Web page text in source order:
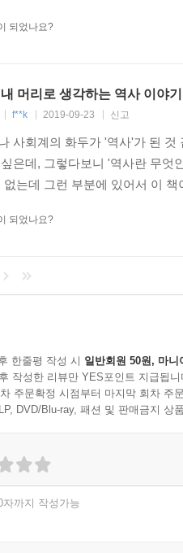
되었나요?
내 머리로 생각하는 역사 이야기
f**k 2019-09-23 신고
사회계의 화두가 '역사'가 된
은데, 그렇다보니 '역사란 무엇
없는데 그런 부분에 있어서 이
되었나요?
한줄평 작성 시 일반회원 50원, 마니
작성한 리뷰만 YES포인트 지급됩니
주문확정 시점부터 마지막 회차 주
DVD/Blu-ray, 패션 및 판매금지 상
자까지 작성가능